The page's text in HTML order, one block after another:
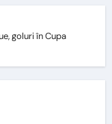
goluri în Cupa